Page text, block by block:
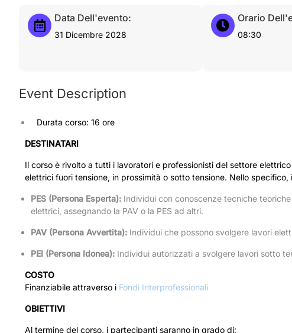
Data Dell'evento:
31 Dicembre 2028
Orario
08:30
Event Description
Durata corso: 16 ore
DESTINATARI
Il corso è rivolto a tutti i lavoratori e professionisti del settore
elettrici fuori tensione, in prossimità o sotto tensione. Nello specifico,
PES (Persona Esperta): Individui con conoscenze tecniche
elettrici, assegnando la PAV o la PES ad altri.
PAV (Persona Avvertita): Individui che possono svolgere lavori
PEI (Persona Idonea): Individui autorizzati a svolgere lavori sotto
COSTO
Finanziabile attraverso i Fondi Interprofessionali
OBIETTIVI
Al termine del corso, i partecipanti saranno in grado di: